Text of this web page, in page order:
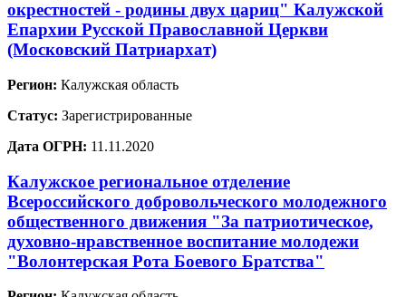
окрестностей - родины двух цариц" Калужской
Епархии Русской Православной Церкви
(Московский Патриархат)
Регион: Калужская область
Статус: Зарегистрированные
Дата ОГРН: 11.11.2020
Калужское региональное отделение
Всероссийского добровольческого молодежного
общественного движения "За патриотическое,
духовно-нравственное воспитание молодежи
"Волонтерская Рота Боевого Братства"